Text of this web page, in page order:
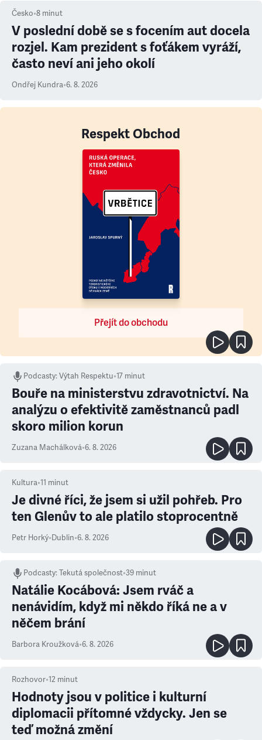
Česko•8 minut
V poslední době se s focením aut docela
rozjel. Kam prezident s foťákem vyráží,
často neví ani jeho okolí
Ondřej Kundra•6. 8. 2026
Respekt Obchod
Přejít do obchodu
Podcasty:Výtah Respektu•17 minut
Bouře na ministerstvu zdravotnictví. Na
analýzu o efektivitě zaměstnanců padl
skoro milion korun
Zuzana Machálková•6. 8. 2026
Kultura•11 minut
Je divné říci, že jsem si užil pohřeb. Pro
ten Glenův to ale platilo stoprocentně
Petr Horký•Dublin•6. 8. 2026
Podcasty:Tekutá společnost•39 minut
Natálie Kocábová: Jsem rváč a
nenávidím, když mi někdo říká ne a v
něčem brání
Barbora Kroužková•6. 8. 2026
Rozhovor•12 minut
Hodnoty jsou v politice i kulturní
diplomacii přítomné vždycky. Jen se
teď možná změní